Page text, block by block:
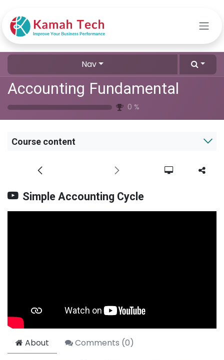
Nav
Accounting Fundamental
0 %
Course content
Simple Accounting Cycle
About Comments (0)